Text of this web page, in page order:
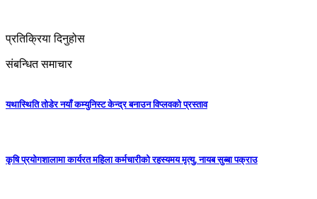
प्रतिक्रिया दिनुहोस
संबन्धित समाचार
यथास्थिति तोडेर नयाँ कम्युनिस्ट केन्द्र बनाउन विप्लवको प्रस्ताव
कृषि प्रयोगशालामा कार्यरत महिला कर्मचारीको रहस्यमय मृत्यु, नायब सुब्बा पक्राउ